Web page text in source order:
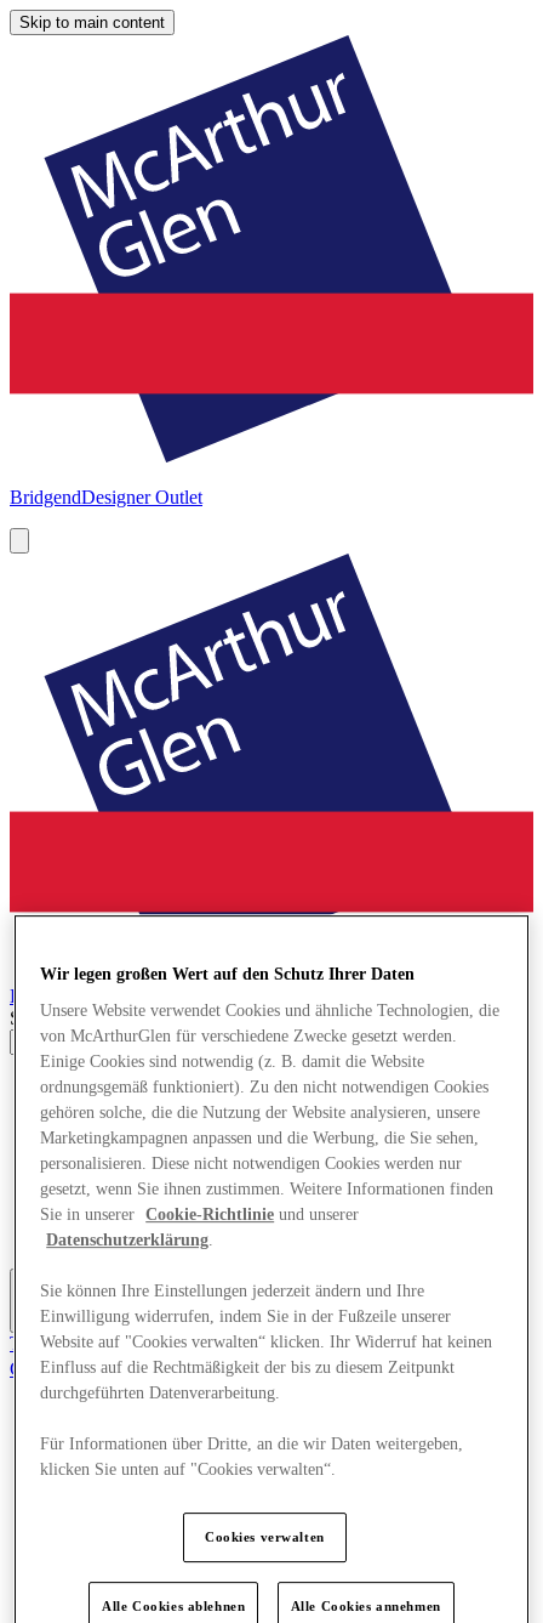
Skip to main content
BridgendDesigner Outlet
Bridgend
Search input
Geschäfte
Angebote
Planen Sie Ihren Besuch
Was läuft
Essen & Trinken
Dienstleistungen
Geschenkkarten
Mittelkarte
Mehr
Tritt dem Club bei.
Gerettet
de
Angebote
Planen Sie Ihren Besuch
Essen & Trinken
Mittelkarte
Wir legen großen Wert auf den Schutz Ihrer Daten
Unsere Website verwendet Cookies und ähnliche Technologien, die
von McArthurGlen für verschiedene Zwecke gesetzt werden.
Einige Cookies sind notwendig (z. B. damit die Website
ordnungsgemäß funktioniert). Zu den nicht notwendigen Cookies
gehören solche, die die Nutzung der Website analysieren, unsere
Marketingkampagnen anpassen und die Werbung, die Sie sehen,
personalisieren. Diese nicht notwendigen Cookies werden nur
gesetzt, wenn Sie ihnen zustimmen. Weitere Informationen finden
Sie in unserer
Cookie-Richtlinie und unserer
Datenschutzerklärung.
Sie können Ihre Einstellungen jederzeit ändern und Ihre
Einwilligung widerrufen, indem Sie in der Fußzeile unserer
Website auf "Cookies verwalten“ klicken. Ihr Widerruf hat keinen
Einfluss auf die Rechtmäßigkeit der bis zu diesem Zeitpunkt
durchgeführten Datenverarbeitung.
Für Informationen über Dritte, an die wir Daten weitergeben,
klicken Sie unten auf "Cookies verwalten“.
Cookies verwalten
Alle Cookies ablehnen Alle Cookies annehmen